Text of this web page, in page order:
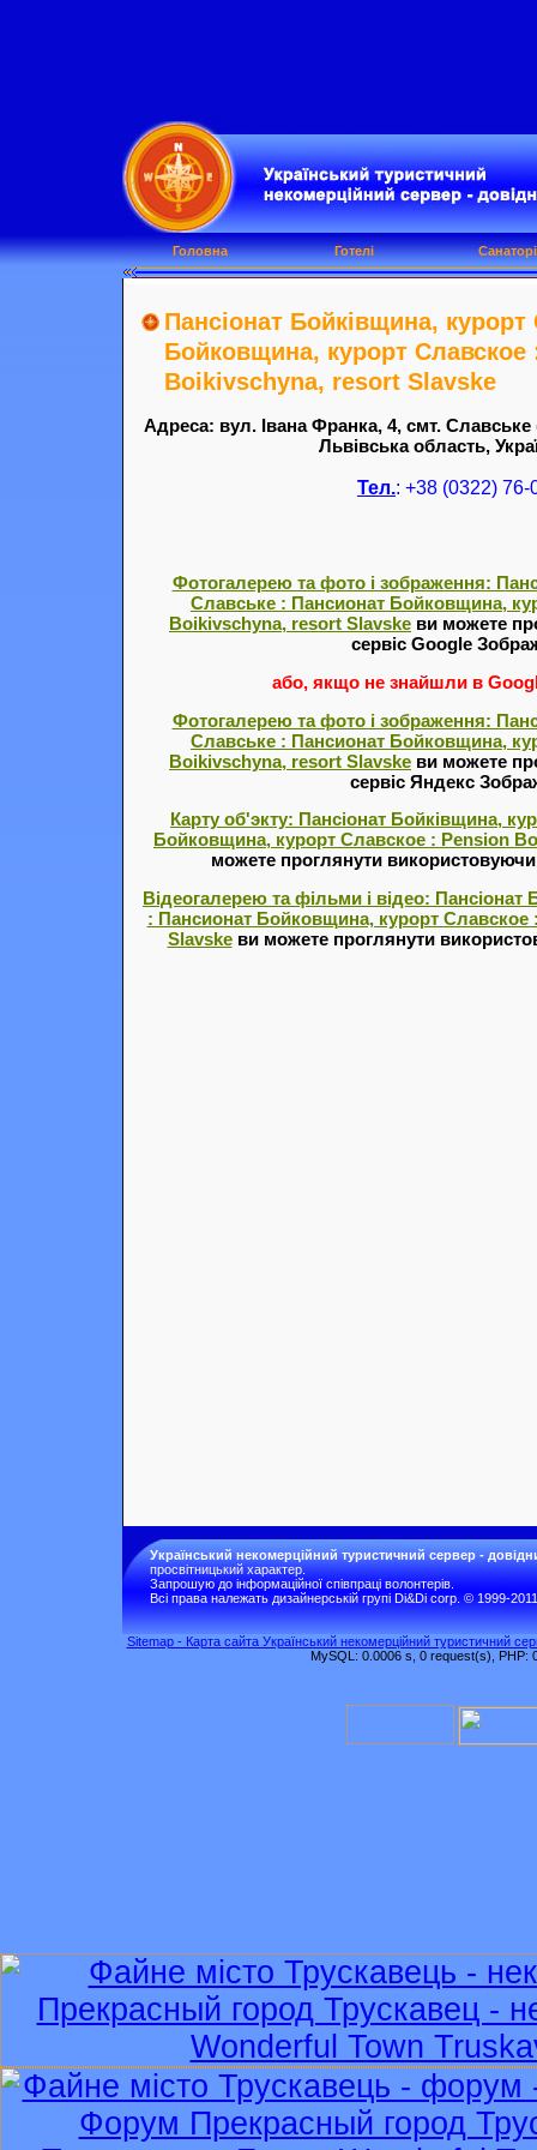
Пансіонат Бойківщина,
Бойковщина, курорт Славское
Boikivschyna, resort Slavske
Адреса: вул. Івана Франка, 4, смт.
Львівська область,
Тел.: +38 (0322) 76-
Фотогалерею та фото і зображення:
Славське : Пансионат Бойковщина,
Boikivschyna, resort Slavske ви можете
сервіс Google
або, якщо не знайшли в
Фотогалерею та фото і зображення:
Славське : Пансионат Бойковщина,
Boikivschyna, resort Slavske ви можете
сервіс Яндекс
Карту об'экту: Пансіонат Бойківщина,
Бойковщина, курорт Славское : Pension
можете проглянути використовуючи
Відеогалерею та фільми і відео:
: Пансионат Бойковщина, курорт
Slavskeви можете проглянути
Головна Готелі
Український некомерційний туристичний сервер -
просвітницький характер.
Запрошую до інформаційної співпраці волонтерів.
Всі права належать дизайнерській групі Di&Di corp. © 1999-2011
Sitemap - Карта сайта Український некомерційний туристичний
MySQL: 0.0006 s, 0 request(s), PHP: